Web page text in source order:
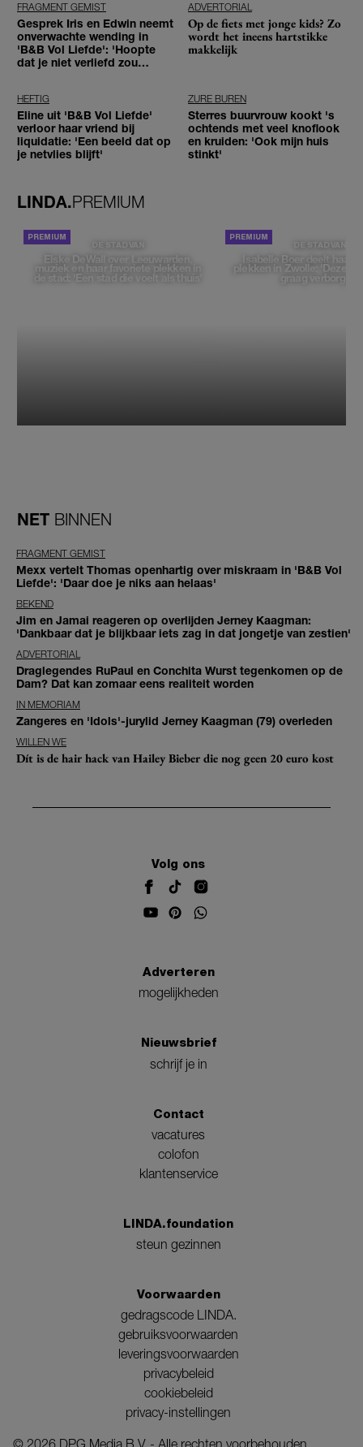
FRAGMENT GEMIST
Gesprek Iris en Edwin neemt
onverwachte wending in
'B&B Vol Liefde': 'Hoopte
dat je niet verliefd zou
ADVERTORIAL
Op de fiets met jonge kids? Zo
wordt het ineens hartstikke
makkelijk
HEFTIG
Eline uit 'B&B Vol Liefde'
verloor haar vriend bij
liquidatie: 'Een beeld dat op
je netvlies blijft'
ZURE BUREN
Sterres buurvrouw kookt 's
ochtends met veel knoflook
en kruiden: 'Ook mijn huis
stinkt'
LINDA.PREMIUM
DE STAD VAN
Elske DeWall over Leeuwarden,
muziek en haar favoriete plekken in
de stad: 'Een stad die voelt als thuis'
DE STAD VAN
Isabelle Boer deelt haar
plekken in Zwolle: 'Deze
graag verborgen'
NET BINNEN
FRAGMENT GEMIST
Mexx vertelt Thomas openhartig over miskraam in 'B&B Vol
Liefde': 'Daar doe je niks aan helaas'
BEKEND
Jim en Jamai reageren op overlijden Jerney Kaagman:
'Dankbaar dat je blijkbaar iets zag in dat jongetje van zestien'
ADVERTORIAL
Draglegendes RuPaul en Conchita Wurst tegenkomen op de
Dam? Dat kan zomaar eens realiteit worden
IN MEMORIAM
Zangeres en 'Idols'-jurylid Jerney Kaagman (79) overleden
WILLEN WE
Dít is de hair hack van Hailey Bieber die nog geen 20 euro kost
Volg ons
Adverteren
mogelijkheden
Nieuwsbrief
schrijf je in
Contact
vacatures
colofon
klantenservice
LINDA.foundation
steun gezinnen
Voorwaarden
gedragscode LINDA.
gebruiksvoorwaarden
leveringsvoorwaarden
privacybeleid
cookiebeleid
privacy-instellingen
© 2026 DPG Media B.V. - Alle rechten voorbehouden